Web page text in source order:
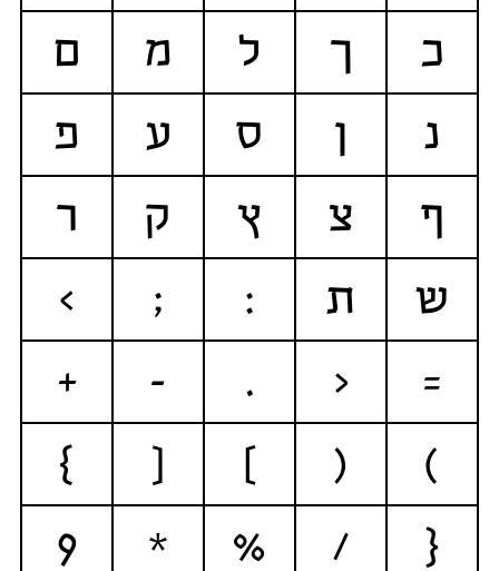
כ
ך ל מ
ם
נ
ן ס ע
פ
ף
צ ץ ק
ר
ש
ת :
;
>
=
<
.
-
+
)
(
]
[
}
{
/
%
*
9